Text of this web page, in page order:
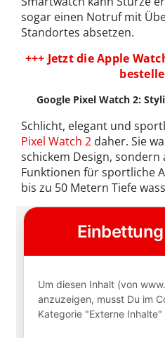
sogar einen Notruf mit
Standortes absetzen.
+++ Jetzt die Apple
Google Pixel Watch 2:
Schlicht, elegant und
Pixel Watch 2 daher. Sie
schickem Design,
Funktionen für sportliche
bis zu 50 Metern Tiefe